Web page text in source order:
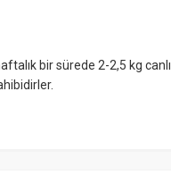
bir sürede 2-2,5 kg canlı